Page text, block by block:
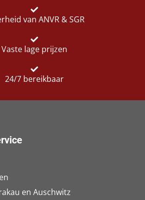
van ANVR & SGR
Vaste lage prijzen
24/7 bereikbaar
en Auschwitz